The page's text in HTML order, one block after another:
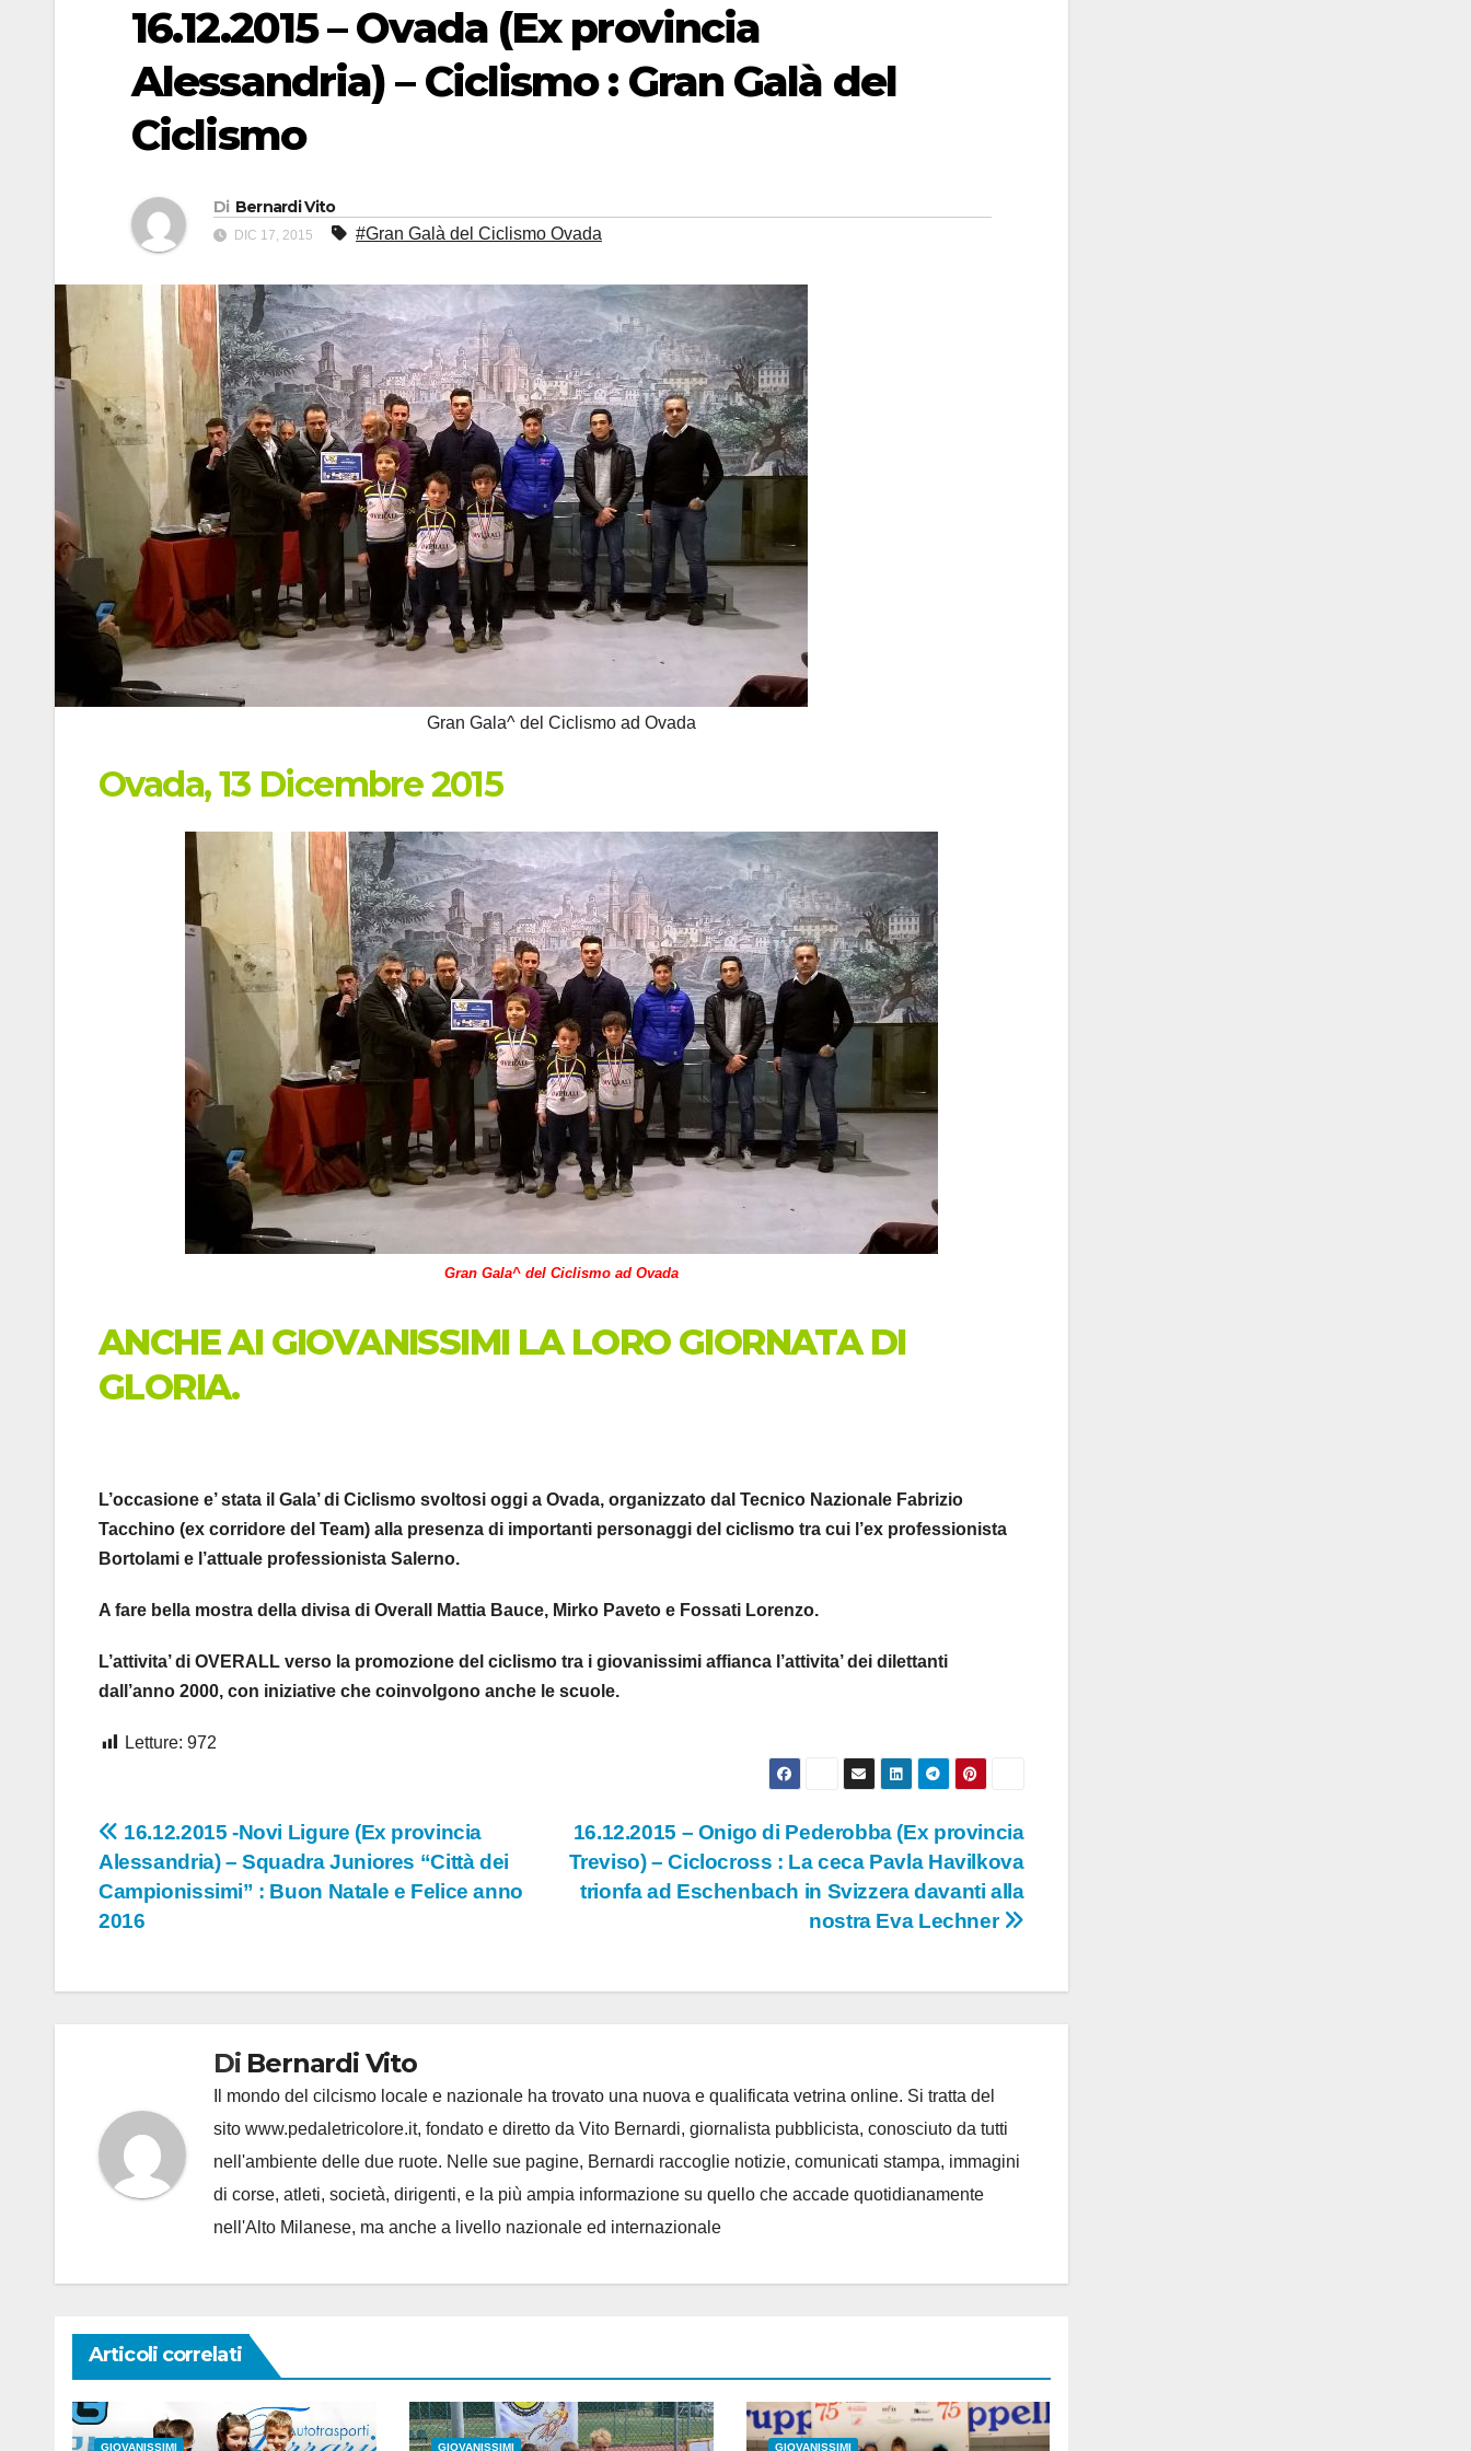
16.12.2015 – Ovada (Ex provincia
Alessandria) – Ciclismo : Gran Galà del
Ciclismo
Di Bernardi Vito
DIC 17, 2015 #Gran Galà del Ciclismo Ovada
Gran Gala^ del Ciclismo ad Ovada
Ovada, 13 Dicembre 2015
Gran Gala^ del Ciclismo ad Ovada
ANCHE AI GIOVANISSIMI LA LORO GIORNATA DI
GLORIA.
L’occasione e’ stata il Gala’ di Ciclismo svoltosi oggi a Ovada, organizzato dal Tecnico Nazionale Fabrizio
Tacchino (ex corridore del Team) alla presenza di importanti personaggi del ciclismo tra cui l’ex professionista
Bortolami e l’attuale professionista Salerno.
A fare bella mostra della divisa di Overall Mattia Bauce, Mirko Paveto e Fossati Lorenzo.
L’attivita’ di OVERALL verso la promozione del ciclismo tra i giovanissimi affianca l’attivita’ dei dilettanti
dall’anno 2000, con iniziative che coinvolgono anche le scuole.
Letture: 972
Navigazione
articoli
16.12.2015 – Onigo di Pederobba (Ex provincia
Treviso) – Ciclocross : La ceca Pavla Havilkova
trionfa ad Eschenbach in Svizzera davanti alla
nostra Eva Lechner
16.12.2015 -Novi Ligure (Ex provincia
Alessandria) – Squadra Juniores “Città dei
Campionissimi” : Buon Natale e Felice anno
2016
Di Bernardi Vito
Il mondo del cilcismo locale e nazionale ha trovato una nuova e qualificata vetrina online. Si tratta del
sito www.pedaletricolore.it, fondato e diretto da Vito Bernardi, giornalista pubblicista, conosciuto da tutti
nell'ambiente delle due ruote. Nelle sue pagine, Bernardi raccoglie notizie, comunicati stampa, immagini
di corse, atleti, società, dirigenti, e la più ampia informazione su quello che accade quotidianamente
nell'Alto Milanese, ma anche a livello nazionale ed internazionale
Articoli correlati
GIOVANISSIMI GIOVANISSIMI GIOVANISSIMI